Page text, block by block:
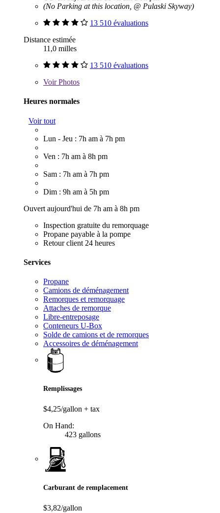
(No Parking at this location, @ Pulaski Skyway)
13 510 évaluations
Distance estimée
11,0 milles
13 510 évaluations
VoirPhotos
Heures normales
Voir tout
Lun - Jeu : 7h am à 7h pm
Ven : 7h am à 8h pm
Sam : 7h am à 7h pm
Dim : 9h am à 5h pm
Ouvert aujourd'hui de 7h am à 8h pm
Inspection gratuite du remorquage
Propane payable à la pompe
Retour client 24 heures
Services
Propane
Camions de déménagement
Remorques et remorquage
Attaches de remorque
Libre-entreposage
Conteneurs U-Box
Solde de camions et de remorques
Accessoires de déménagement
Remplissages
$4,25/gallon + tax
On Hand:
423 gallons
Carburant de remplacement
$3,82/gallon